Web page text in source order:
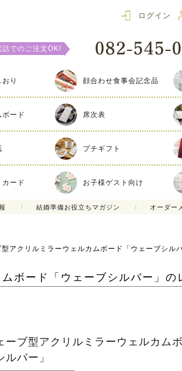
ログイン
話でのご注文OK!
り 顔合わせ食事会記念品
ボード 席次表
プチギフト
カード お子様ゲスト向け
結婚準備お役立ちマガジン オーダー
型アクリルミラーウェルカムボード「ウェーブシル
ボード「ウェーブシルバー」の
ーブ型アクリルミラーウェルカム
ルバー」